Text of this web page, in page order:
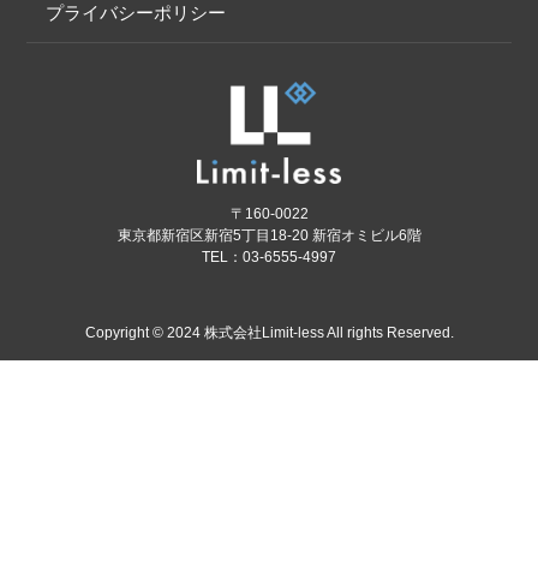
〒160-0022
東京都新宿区新宿5丁目18-20 新宿オミビル6階
TEL：03-6555-4997
プライバシーポリシー
Copyright © 2024 株式会社Limit-less All rights Reserved.